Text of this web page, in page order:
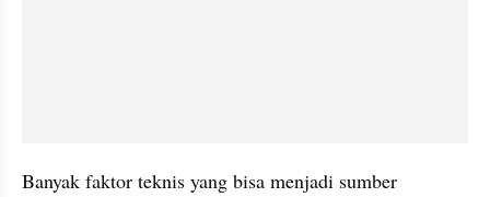
Banyak faktor teknis yang bisa menjadi sumber